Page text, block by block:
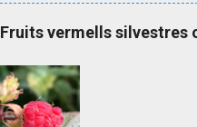
Fruits vermells silvestres